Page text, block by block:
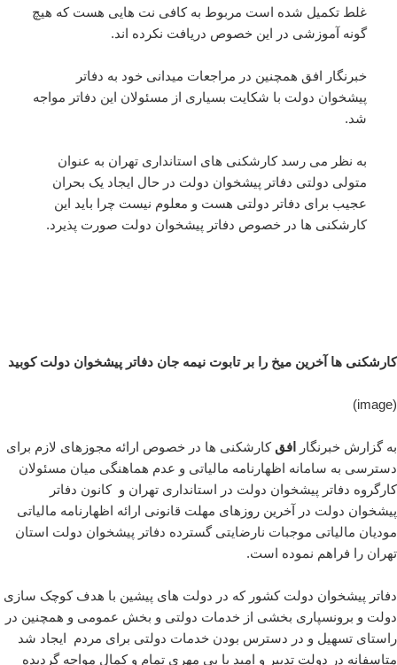
غلط تکمیل شده است مربوط به کافی نت هایی هست که هیچ
گونه آموزشی در این خصوص دریافت نکرده اند.
خبرنگار افق همچنین در مراجعات میدانی خود به دفاتر
پیشخوان دولت با شکایت بسیاری از مسئولان این دفاتر مواجه
شد.
به نظر می رسد کارشکنی های استانداری تهران به عنوان
متولی دولتی دفاتر پیشخوان دولت در حال ایجاد یک بحران
عجیب برای دفاتر دولتی هست و معلوم نیست چرا باید این
کارشکنی ها در خصوص دفاتر پیشخوان دولت صورت پذیرد.
کارشکنی ها آخرین میخ را بر تابوت نیمه جان دفاتر پیشخوان دولت کوبید
(image)
به گزارش خبرنگار افق کارشکنی ها در خصوص ارائه مجوزهای لازم برای
دسترسی به سامانه اظهارنامه مالیاتی و عدم هماهنگی میان مسئولان
کارگروه دفاتر پیشخوان دولت در استانداری تهران و کانون دفاتر
پیشخوان دولت در آخرین روزهای مهلت قانونی ارائه اظهارنامه مالیاتی
مودیان مالیاتی موجبات نارضایتی گسترده دفاتر پیشخوان دولت استان
تهران را فراهم نموده است.
دفاتر پیشخوان دولت کشور که در دولت های پیشین با هدف کوچک سازی
دولت و برونسپاری بخشی از خدمات دولتی و بخش عمومی و همچنین در
راستای تسهیل و در دسترس بودن خدمات دولتی برای مردم ایجاد شد
متاسفانه در دولت تدبیر و امید با بی مهری تمام و کمال مواجه گردیده